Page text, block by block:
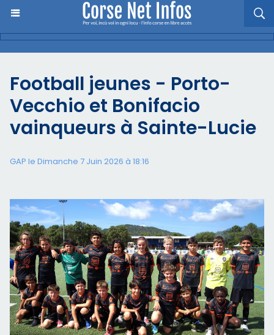
Football jeunes - Porto-
Vecchio et Bonifacio
vainqueurs à Sainte-Lucie
GAP le Dimanche 7 Juin 2026 à 18:16